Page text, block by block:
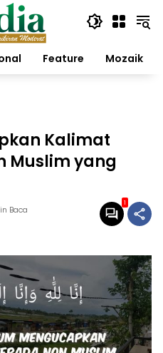
Feature Mozaik
Kalimat
Muslim yang
Baca
1